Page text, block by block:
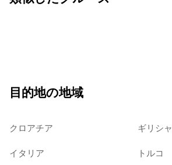
目的地の地域
クロアチア ギリシャ
イタリア トルコ